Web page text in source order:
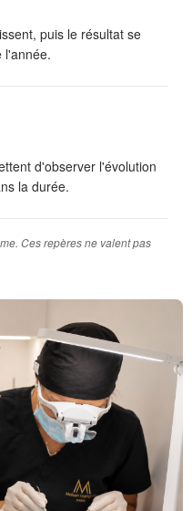
puis le résultat se
l'année.
d'observer l'évolution
la durée.
Ces repères ne valent pas